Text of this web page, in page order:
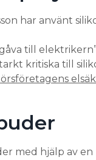
har använt
till
kritiska till
med hjälp av